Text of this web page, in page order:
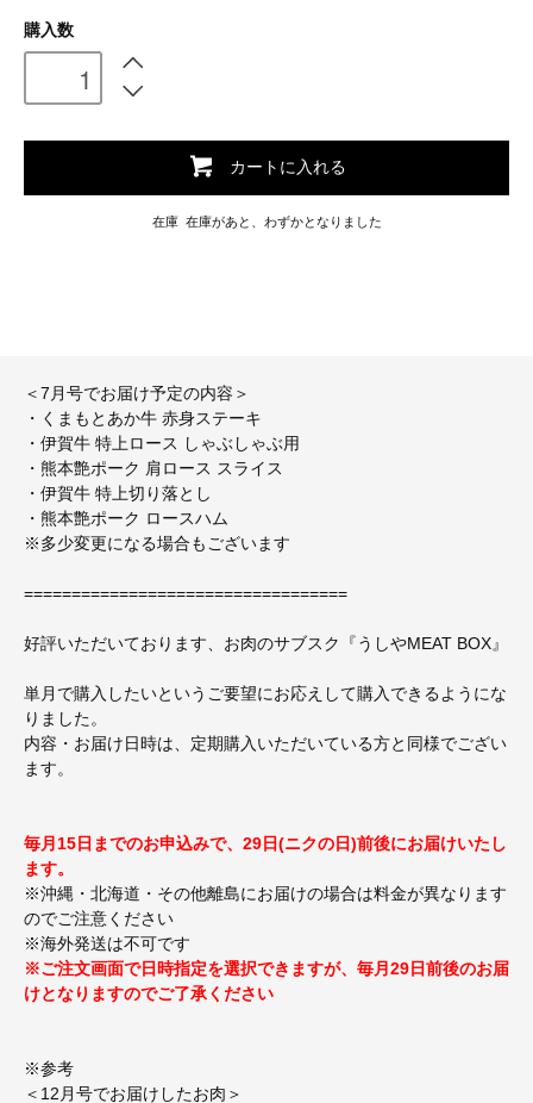
購入数
カートに入れる
在庫 在庫があと、わずかとなりました
＜7月号でお届け予定の内容＞
・くまもとあか牛 赤身ステーキ
・伊賀牛 特上ロース しゃぶしゃぶ用
・熊本艶ポーク 肩ロース スライス
・伊賀牛 特上切り落とし
・熊本艶ポーク ロースハム
※多少変更になる場合もございます
==================================
好評いただいております、お肉のサブスク『うしやMEAT BOX』
単月で購入したいというご要望にお応えして購入できるようにな
りました。
内容・お届け日時は、定期購入いただいている方と同様でござい
ます。
毎月15日までのお申込みで、29日(ニクの日)前後にお届けいたし
ます。
※沖縄・北海道・その他離島にお届けの場合は料金が異なります
のでご注意ください
※海外発送は不可です
※ご注文画面で日時指定を選択できますが、毎月29日前後のお届
けとなりますのでご了承ください
※参考
＜12月号でお届けしたお肉＞